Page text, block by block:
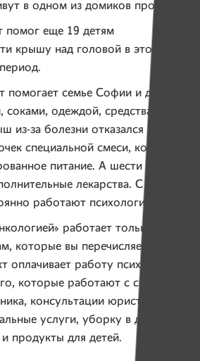
в одном из домиков проекта.
помог еще 19 детям
крышу над головой в этот
помогает семье Софии и другим
одеждой, средствами
из-за болезни отказался от еды,
специальной смеси, которая
питание. А шести
лекарства. С детьми
работают психологи.
работает только
которые вы перечисляете.
оплачивает работу психологов,
которые работают с семьями,
консультации юриста,
услуги, уборку в домиках,
продукты для детей.